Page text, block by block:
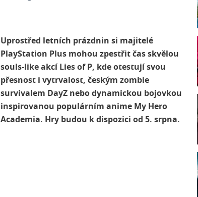
Uprostřed letních prázdnin si majitelé
PlayStation Plus mohou zpestřit čas skvělou
souls-like akcí Lies of P, kde otestují svou
přesnost i vytrvalost, českým zombie
survivalem DayZ nebo dynamickou bojovkou
inspirovanou populárním anime My Hero
Academia. Hry budou k dispozici od 5. srpna.